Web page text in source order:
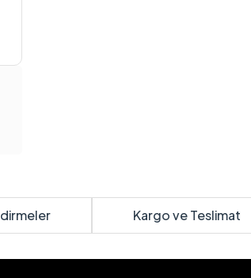
Kargo ve Teslimat